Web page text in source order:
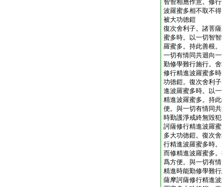
智智相應作意。修
波羅蜜多相不取不
被大功徳鎧
復次舍利子。諸菩
蜜多時。以一切智
羅蜜多。持此善根
一切有情同共迴向
勤修學難行施行。
修行精進波羅蜜多
功徳鎧。復次舍利
進波羅蜜多時。以
精進波羅蜜多。持
便。與一切有情同
時勤護淨戒終無毀
訶薩修行精進波羅
多大功徳鎧。復次
行精進波羅蜜多時
而修精進波羅蜜多
爲方便。與一切有
精進時能勤修學難
薩摩訶薩修行精進